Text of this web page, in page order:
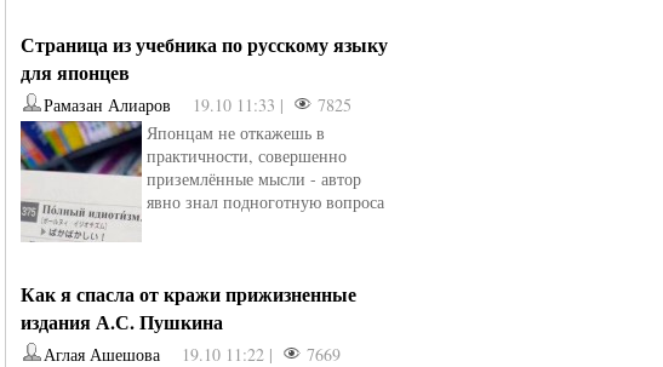
Страница из учебника по русскому языку
для японцев
Рамазан Алиаров 19.10 11:33 |
7825
Японцам не откажешь в
практичности, совершенно
приземлённые мысли - автор
явно знал подноготную вопроса
Как я спасла от кражи прижизненные
издания А.С. Пушкина
Аглая Ашешова 19.10 11:22 |
7669